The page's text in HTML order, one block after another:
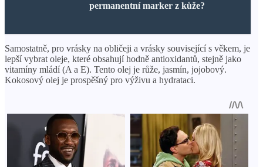
permanentní marker z kůže?
Samostatně, pro vrásky na obličeji a vrásky související s věkem, je
lepší vybrat oleje, které obsahují hodně antioxidantů, stejně jako
vitamíny mládí (A a E). Tento olej je růže, jasmín, jojobový.
Kokosový olej je prospěšný pro výživu a hydrataci.